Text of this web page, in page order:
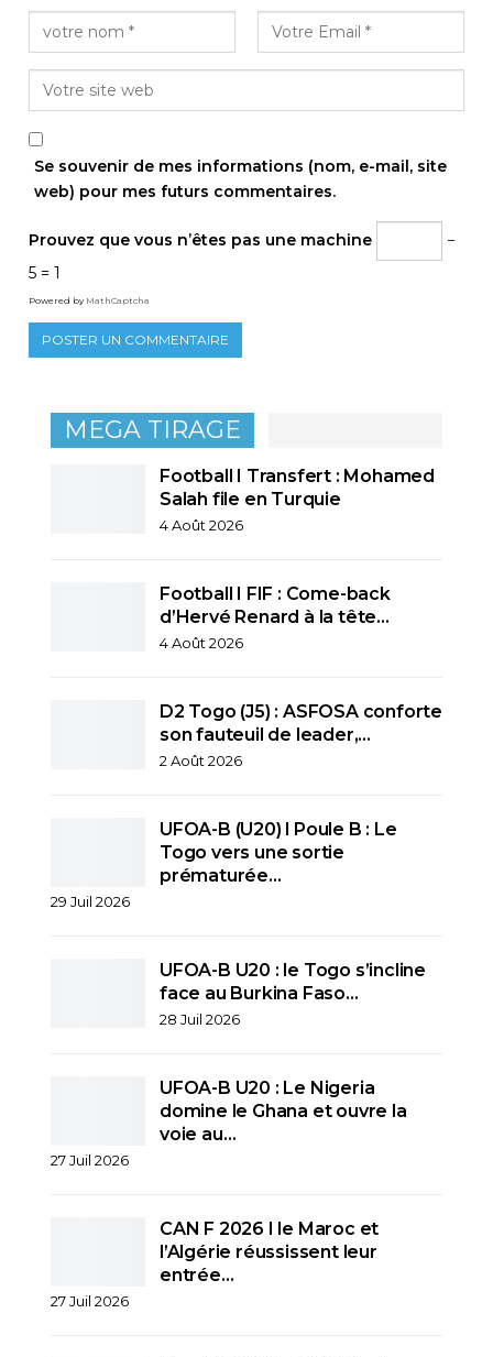
Se souvenir de mes informations (nom, e-mail, site
web) pour mes futurs commentaires.
Prouvez que vous n’êtes pas une machine
−
5 = 1
Powered by MathCaptcha
MEGA TIRAGE
Football I Transfert : Mohamed
Salah file en Turquie
4 Août 2026
Football I FIF : Come-back
d’Hervé Renard à la tête…
4 Août 2026
D2 Togo (J5) : ASFOSA conforte
son fauteuil de leader,…
2 Août 2026
UFOA-B (U20) l Poule B : Le
Togo vers une sortie
prématurée…
29 Juil 2026
UFOA-B U20 : le Togo s’incline
face au Burkina Faso…
28 Juil 2026
UFOA-B U20 : Le Nigeria
domine le Ghana et ouvre la
voie au…
27 Juil 2026
CAN F 2026 I le Maroc et
l’Algérie réussissent leur
entrée…
27 Juil 2026